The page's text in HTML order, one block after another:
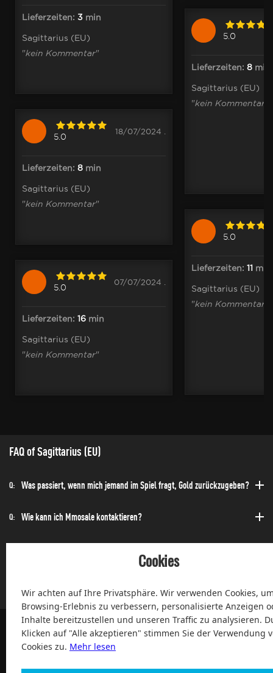
Lieferzeiten: 3 min
Sagittarius (EU)
"kein Kommentar"
5.0
18/07/2024 .
Lieferzeiten: 8 min
Sagittarius (EU)
"kein Kommentar"
5.0
07/07/2024 .
Lieferzeiten: 16 min
Sagittarius (EU)
"kein Kommentar"
5.0
Lieferzeiten: 8 min
Sagittarius (EU)
"kein Kommentar
5.0
Lieferzeiten: 11 min
Sagittarius (EU)
"kein Kommentar
FAQ of Sagittarius (EU)
Q: Was passiert, wenn mich jemand im Spiel fragt, Gold zurückzugeben?
Q: Wie kann ich Mmosale kontaktieren?
Cookies
Wir achten auf Ihre Privatsphäre. Wir verwenden Cookies,
Browsing-Erlebnis zu verbessern, personalisierte Anzeigen
Inhalte bereitzustellen und unseren Traffic zu analysieren.
Klicken auf "Alle akzeptieren" stimmen Sie der Verwendung
Cookies zu. Mehr lesen
100% Zufriedenheit und After-Sale Garantie Service seit 2004